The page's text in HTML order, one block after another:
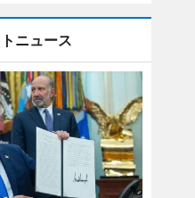
ニュース